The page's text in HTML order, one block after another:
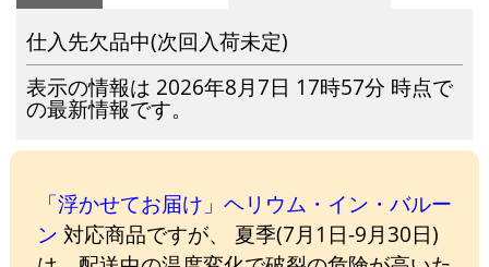
仕入先欠品中(次回入荷未定)
表示の情報は 2026年8月7日 17時57分 時点で
の最新情報です。
「浮かせてお届け」ヘリウム・イン・バルー
ン 対応商品ですが、 夏季(7月1日-9月30日)